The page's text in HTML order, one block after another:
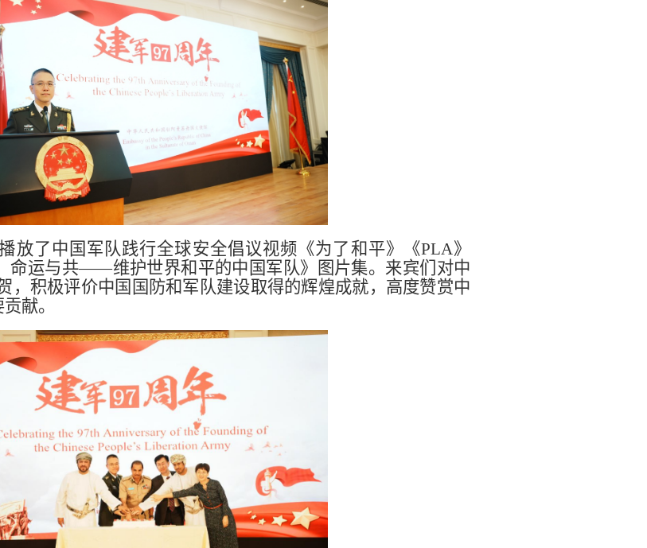
放了中国军队践行全球安全倡议视频《为了和平》《PLA》
命运与共——维护世界和平的中国军队》图片集。来宾们对中
，积极评价中国国防和军队建设取得的辉煌成就，高度赞赏中
献。